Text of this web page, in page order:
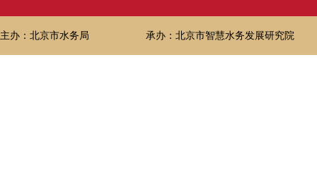
主办：北京市水务局 承办：北京市智慧水务发展研究院